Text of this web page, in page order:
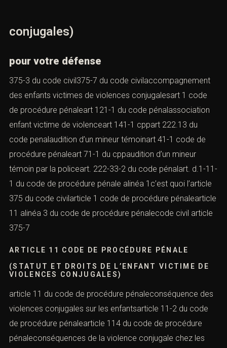
conjugales)
pour votre défense
375-3 du code civil375-7 du code civilaccompagnement
des enfants victimes de violences conjugalesart 1 code
de procédure pénaleart 121-1 du code pénalassociation
enfant victime de violenceart 141-1 cppart 222.13 du
code penalaudition d’un mineur témoinart 41-1 code de
procédure pénaleart 71-1 du cppaudition d’un mineur
témoin par la policeart. 222-33-2 du code pénalart. d.1-11-
1 du code de procédure pénale alinéa 1c’est quoi l’article
375 du code civilarticle 1 code de procédure pénalearticle
11 alinéa 3 du code de procédure pénalecode civil article
375-7
ARTICLE 11 CODE DE PROCÉDURE PÉNALE
(STATUT ET DROITS DE L’ENFANT VICTIME DE
VIOLENCES CONJUGALES)
article 11 du code de procédure pénaleconséquence des
violences conjugales sur les enfantsarticle 11-2 du code
de procédure pénalearticle 114 du code de procédure
pénaleconséquences de la violence conjugale chez les